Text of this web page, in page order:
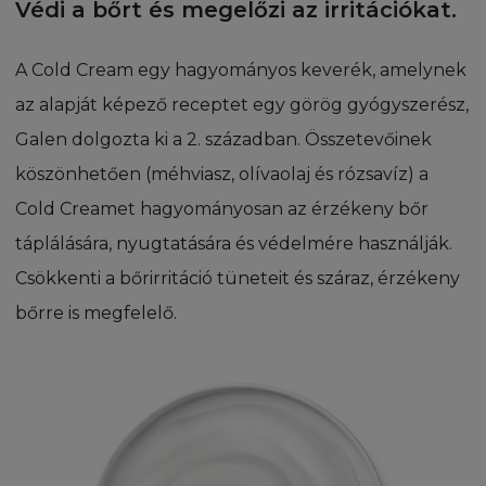
Egyenetlen, fakó
Milyen a típusú a teste bőre?
Száraz, érdes
Nagyon érzékeny, atópiára hajlamos
Száraz, érzékeny
Védi a bőrt és megelőzi az irritációkat.
A Cold Cream egy hagyományos keverék, amelynek
az alapját képező receptet egy görög gyógyszerész,
Galen dolgozta ki a 2. században. Összetevőinek
köszönhetően (méhviasz, olívaolaj és rózsavíz) a
Cold Creamet hagyományosan az érzékeny bőr
táplálására, nyugtatására és védelmére használják.
Csökkenti a bőrirritáció tüneteit és száraz, érzékeny
bőrre is megfelelő.
L'Oréal nyereményjátékokat vagy
külön jognyilatkozat és felhasználási
feltételek kerülnek fel a honlapra, az
eseménnyel kapcsolatos oldalra.
NINCS BIZTOSÍTÉK
A honlapon megjelenített információkat,
dokumentumokat a L'Oréal kizárólag
tájékoztatás céljából teszi közzé. A L'Oréal és a
L’Oréal-csoport minden tagja (továbbiakban
L’Oréal) ésszerű erőfeszítéseket tesz azért,
időpontjában. Ennek ellenére a L'Oréal nem
garantálja a Honlapon található adatok
pontosságát, precizitását és hiánytalanságát.